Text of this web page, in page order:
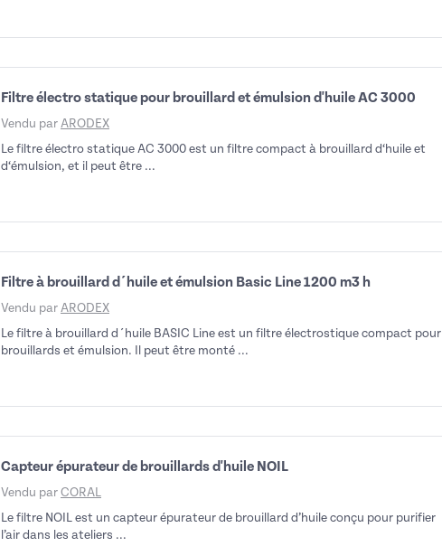
Filtre électro statique pour brouillard et émulsion d'huile AC 3000
Vendu par ARODEX
Le filtre électro statique AC 3000 est un filtre compact à brouillard d‘huile et
d‘émulsion, et il peut être ...
Filtre à brouillard d´huile et émulsion Basic Line 1200 m3 h
Vendu par ARODEX
Le filtre à brouillard d´huile BASIC Line est un filtre électrostique compact pour
brouillards et émulsion. Il peut être monté ...
Capteur épurateur de brouillards d'huile NOIL
Vendu par CORAL
Le filtre NOIL est un capteur épurateur de brouillard d’huile conçu pour purifier
l’air dans les ateliers ...